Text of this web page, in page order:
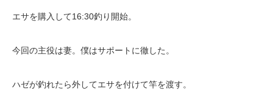
エサを購入して16:30釣り開始。
今回の主役は妻。僕はサポートに徹した。
ハゼが釣れたら外してエサを付けて竿を渡す。